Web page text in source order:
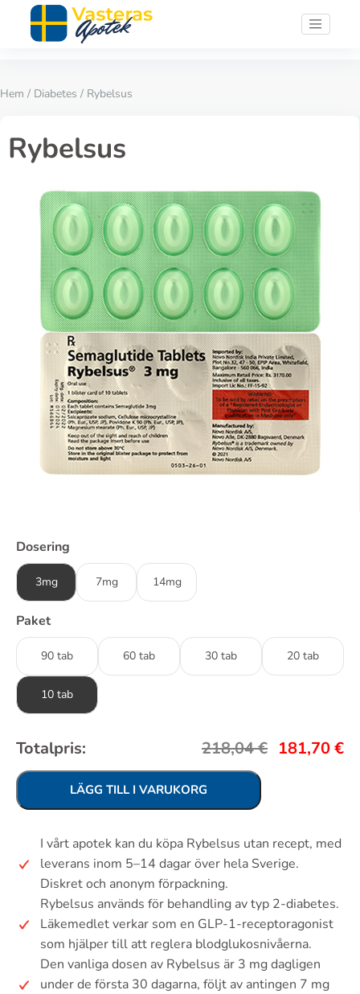
Hem / Diabetes / Rybelsus
Rybelsus
Dosering
3mg 7mg 14mg
Paket
90 tab 60 tab 30 tab 20 tab
10 tab
Totalpris: 218,04€ 181,70€
LÄGG TILL I VARUKORG
I vårt apotek kan du köpa Rybelsus utan recept, med
leverans inom 5–14 dagar över hela Sverige.
Diskret och anonym förpackning.
Rybelsus används för behandling av typ 2-diabetes.
Läkemedlet verkar som en GLP-1-receptoragonist
som hjälper till att reglera blodglukosnivåerna.
Den vanliga dosen av Rybelsus är 3 mg dagligen
under de första 30 dagarna, följt av antingen 7 mg